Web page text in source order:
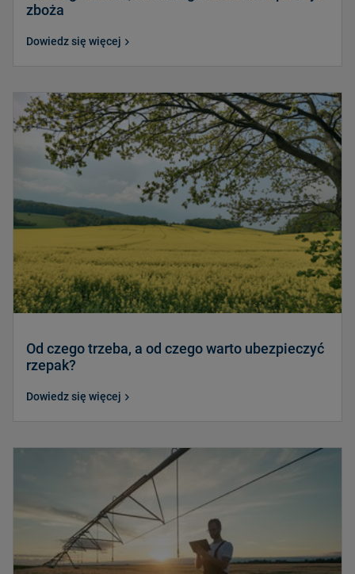
zboża
Dowiedz się więcej
Od czego trzeba, a od czego warto ubezpieczyć
rzepak?
Dowiedz się więcej